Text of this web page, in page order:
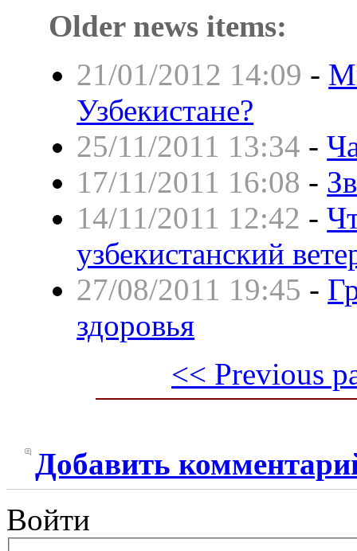
Older news items:
21/01/2012 14:09 -
Узбекистане?
25/11/2011 13:34 -
17/11/2011 16:08 -
14/11/2011 12:42 -
узбекистанский
27/08/2011 19:45 -
здоровья
<< Previous
Добавить
Войти